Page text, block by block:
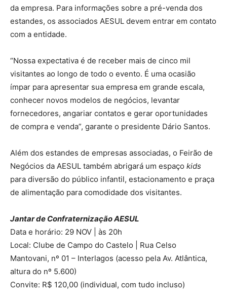
da empresa. Para informações sobre a pré-venda dos
estandes, os associados AESUL devem entrar em contato
com a entidade.
“Nossa expectativa é de receber mais de cinco mil
visitantes ao longo de todo o evento. É uma ocasião
ímpar para apresentar sua empresa em grande escala,
conhecer novos modelos de negócios, levantar
fornecedores, angariar contatos e gerar oportunidades
de compra e venda”, garante o presidente Dário Santos.
Além dos estandes de empresas associadas, o Feirão de
Negócios da AESUL também abrigará um espaço kids
para diversão do público infantil, estacionamento e praça
de alimentação para comodidade dos visitantes.
Jantar de Confraternização AESUL
Data e horário: 29 NOV | às 20h
Local: Clube de Campo do Castelo | Rua Celso
Mantovani, nº 01 – Interlagos (acesso pela Av. Atlântica,
altura do nº 5.600)
Convite: R$ 120,00 (individual, com tudo incluso)